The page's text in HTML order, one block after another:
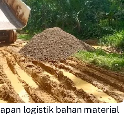
logistik bahan material